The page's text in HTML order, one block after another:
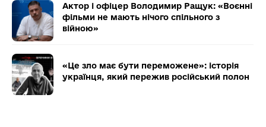
Актор і офіцер Володимир Ращук: «Воєнні
фільми не мають нічого спільного з
війною»
«Це зло має бути переможене»: історія
українця, який пережив російський полон